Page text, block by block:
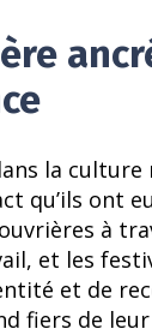
la
qu’ils ont
à
et les
et de
fiers de